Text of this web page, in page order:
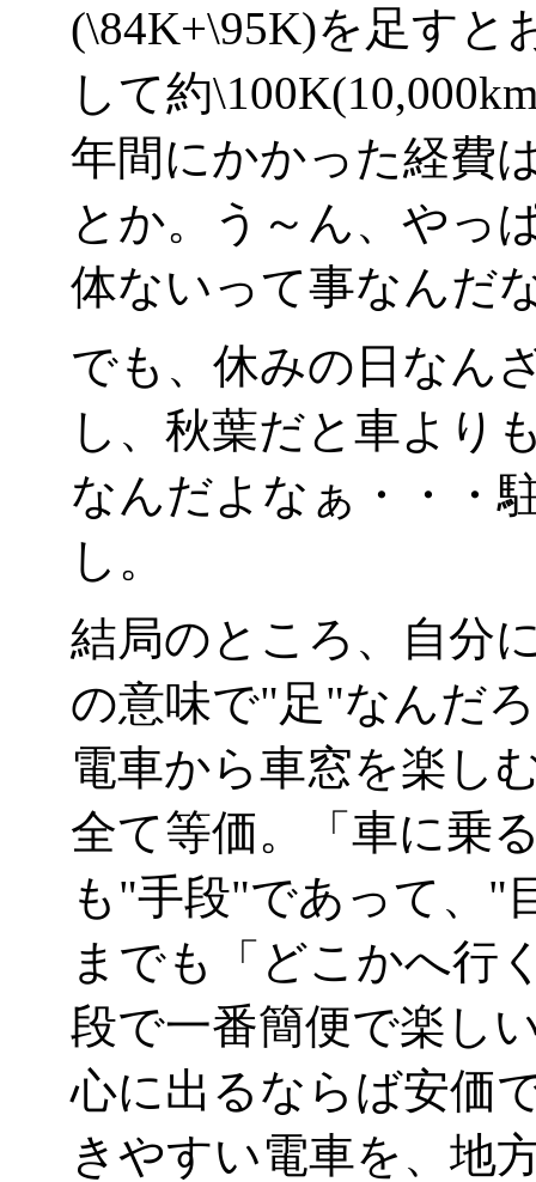
(\84K+\95K)を足すと
して約
年間にかかった経費
とか。う～ん、やっ
体ないって事なんだ
でも、休みの日なん
し、秋葉だと車より
なんだよなぁ・・・
し。
結局のところ、自分
の意味で"足"なんだ
電車から車窓を楽し
全て等価。「車に乗
も"手段"であって、"
までも「どこかへ行
段で一番簡便で楽し
心に出るならば安価
きやすい電車を、地